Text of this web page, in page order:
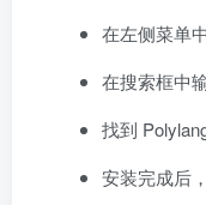
在左侧菜单
在搜索框中
找到
安装完成后